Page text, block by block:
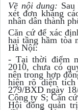
Về nội dung:
xét đơn kháng
nhân dân thành
Căn cứ để xác
hai tầng hầm tòa
Hà Nội:
- Tại thời điểm
2010, chưa có
nên trong hợp
hiện rõ diện
279/BXD ngày
Công ty S; Căn
Hội đồng quản